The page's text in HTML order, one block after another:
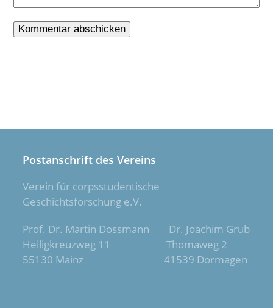
Postanschrift des Vereins
Verein für corpsstudentische
Geschichtsforschung e.V.
Prof. Dr. Martin Dossmann Dr. Joachim Grub
Heiligkreuzweg 11 Thomaweg 2
55130 Mainz 41539 Dormagen